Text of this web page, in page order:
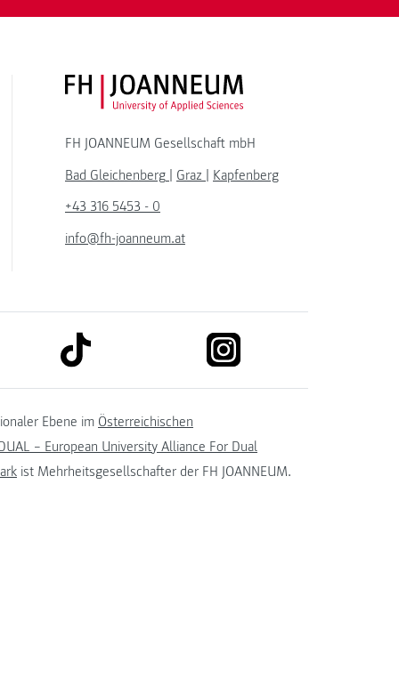
FH JOANNEUM Logo
FH JOANNEUM Gesellschaft mbH
Bad Gleichenberg | Graz | Kapfenberg
+43 316 5453 - 0
info@fh-joanneum.at
link to tiktok
Ebene im Österreichischen
– European University Alliance For Dual
ist Mehrheitsgesellschafter der FH JOANNEUM.